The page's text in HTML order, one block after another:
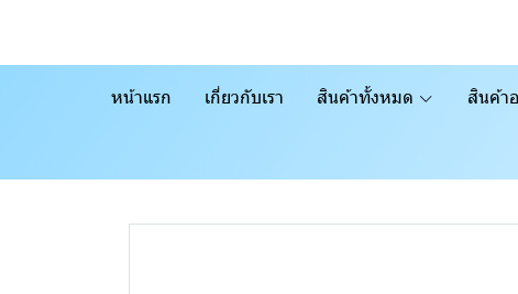
หน้าแรก เกี่ยวกับเรา สินค้าทั้งหมด สินค้า